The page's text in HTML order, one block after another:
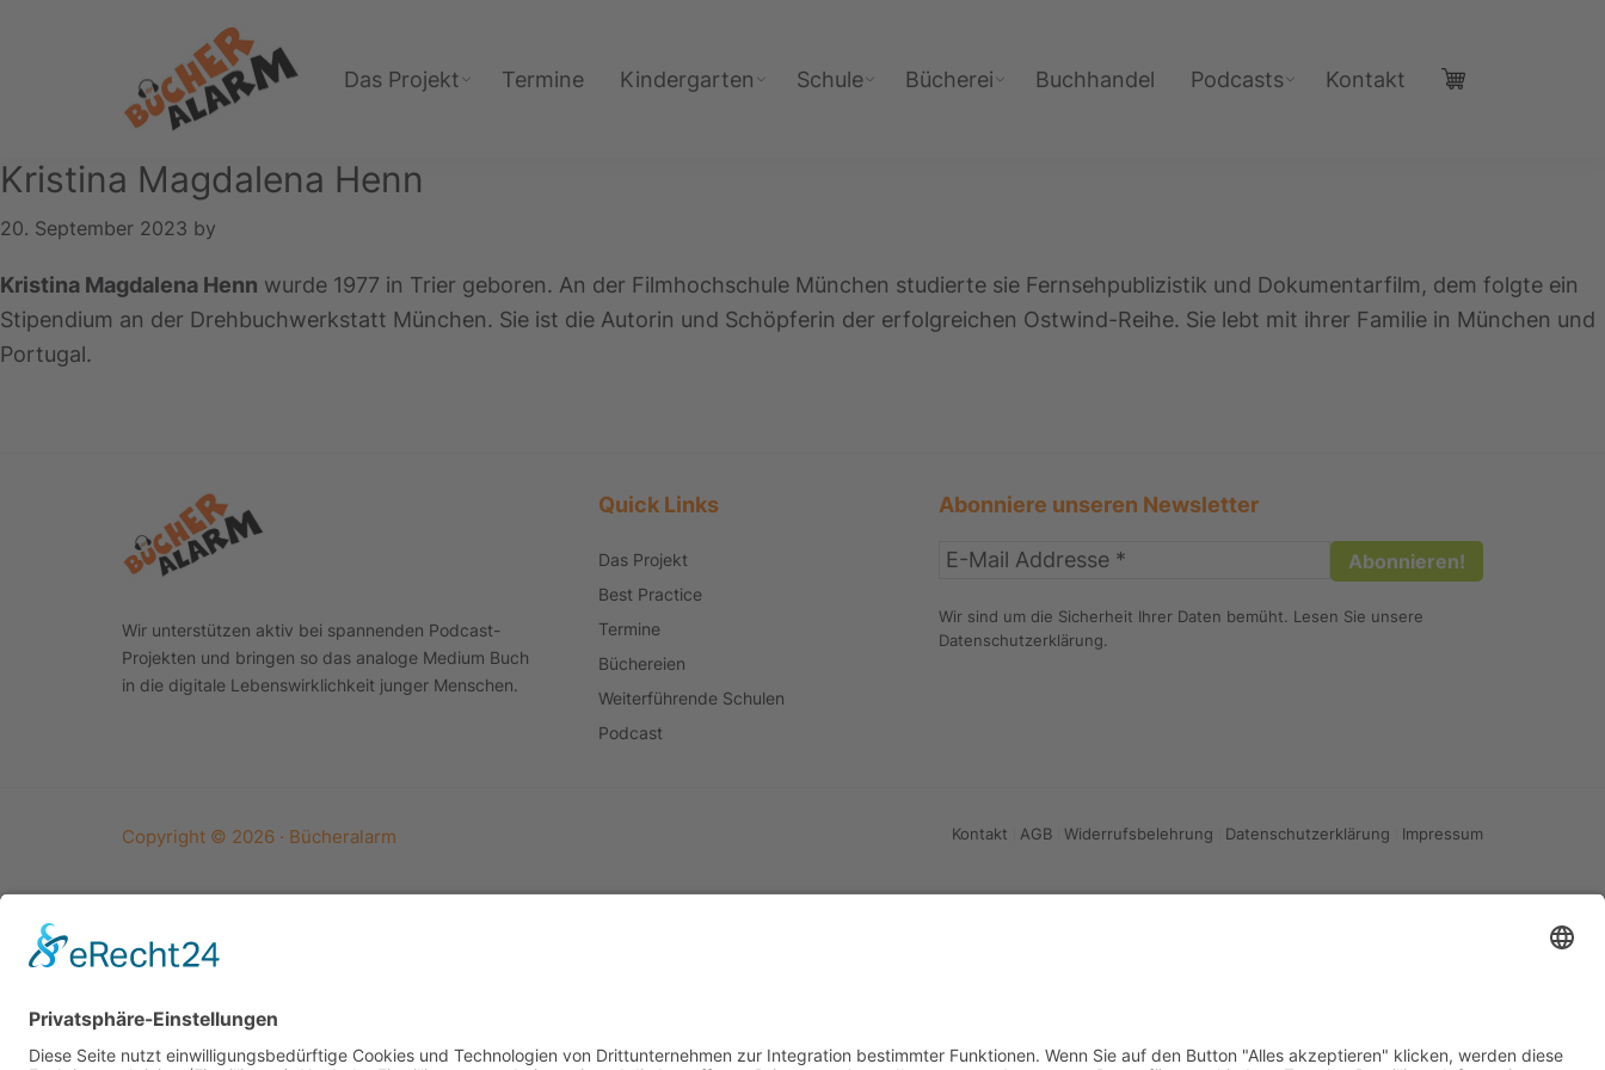
Das Projekt Termine Kindergarten Schule Bücherei Buchhandel Podcasts Kontakt
Kristina Magdalena Henn
20. September 2023 by
Kristina Magdalena Henn wurde 1977 in Trier geboren. An der Filmhochschule München studierte sie Fernsehpublizistik und Dokumentarfilm, dem folgte ein
Stipendium an der Drehbuchwerkstatt München. Sie ist die Autorin und Schöpferin der erfolgreichen Ostwind-Reihe. Sie lebt mit ihrer Familie in München und
Portugal.
Wir unterstützen aktiv bei spannenden Podcast-
Projekten und bringen so das analoge Medium Buch
in die digitale Lebenswirklichkeit junger Menschen.
Quick Links
Das Projekt
Best Practice
Termine
Büchereien
Weiterführende Schulen
Podcast
Abonniere unseren Newsletter
Wir sind um die Sicherheit Ihrer Daten bemüht. Lesen Sie unsere
Datenschutzerklärung.
Copyright © 2026 · Bücheralarm Kontakt AGB Widerrufsbelehrung Datenschutzerklärung Impressum